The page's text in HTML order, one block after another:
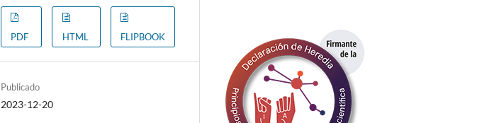
PDF HTML FLIPBOOK
Publicado
2023-12-20